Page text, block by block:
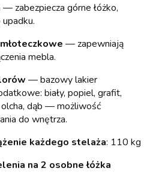
— zabezpiecza górne łóżko,
— zapewniają
mebla.
— bazowy lakier
biały, popiel, grafit,
dąb — możliwość
do wnętrza.
każdego stelaża: 110 kg
na 2 osobne łóżka